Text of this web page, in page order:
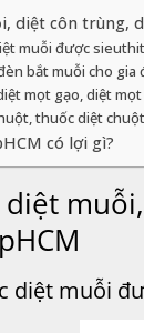
diệt côn trùng,
muỗi được
bắt muỗi cho gia
mọt gạo, diệt
thuốc diệt
có lợi gì?
diệt
diệt muỗi